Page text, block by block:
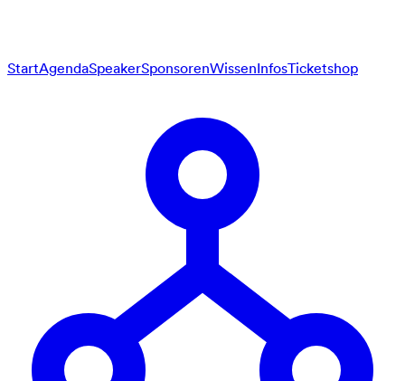
StartAgendaSpeakerSponsorenWissenInfosTicketshop